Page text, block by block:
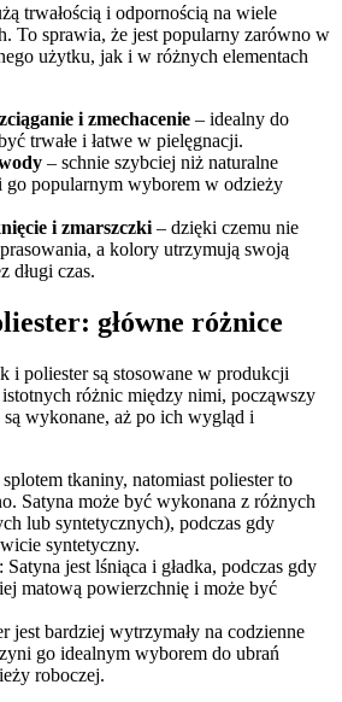
trwałością i odpornością na wiele
To sprawia, że jest popularny zarówno w
użytku, jak i w różnych elementach
i zmechacenie – idealny do
trwałe i łatwe w pielęgnacji.
– schnie szybciej niż naturalne
go popularnym wyborem w odzieży
i zmarszczki – dzięki czemu nie
a kolory utrzymują swoją
długi czas.
główne różnice
i poliester są stosowane w produkcji
różnic między nimi, począwszy
wykonane, aż po ich wygląd i
splotem tkaniny, natomiast poliester to
Satyna może być wykonana z różnych
lub syntetycznych), podczas gdy
syntetyczny.
: Satyna jest lśniąca i gładka, podczas gdy
matową powierzchnię i może być
jest bardziej wytrzymały na codzienne
go idealnym wyborem do ubrań
roboczej.